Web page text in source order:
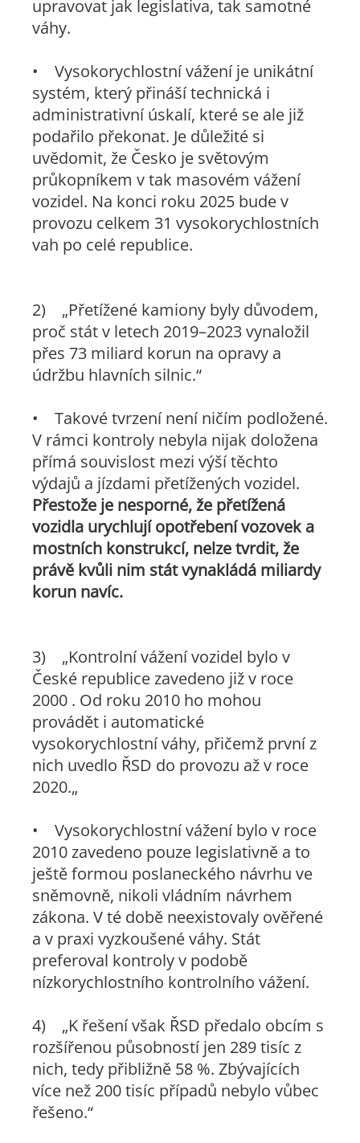
upravovat jak legislativa, tak samotné
váhy.
• Vysokorychlostní vážení je unikátní
systém, který přináší technická i
administrativní úskalí, které se ale již
podařilo překonat. Je důležité si
uvědomit, že Česko je světovým
průkopníkem v tak masovém vážení
vozidel. Na konci roku 2025 bude v
provozu celkem 31 vysokorychlostních
vah po celé republice.
2) „Přetížené kamiony byly důvodem,
proč stát v letech 2019–2023 vynaložil
přes 73 miliard korun na opravy a
údržbu hlavních silnic.“
• Takové tvrzení není ničím podložené.
V rámci kontroly nebyla nijak doložena
přímá souvislost mezi výší těchto
výdajů a jízdami přetížených vozidel.
Přestože je nesporné, že přetížená
vozidla urychlují opotřebení vozovek a
mostních konstrukcí, nelze tvrdit, že
právě kvůli nim stát vynakládá miliardy
korun navíc.
3)
„Kontrolní vážení vozidel bylo v
České republice zavedeno již v roce
2000 . Od roku 2010 ho mohou
provádět i automatické
vysokorychlostní váhy, přičemž první z
nich uvedlo ŘSD do provozu až v roce
2020.„
• Vysokorychlostní vážení bylo v roce
2010 zavedeno pouze legislativně a to
ještě formou poslaneckého návrhu ve
sněmovně, nikoli vládním návrhem
zákona. V té době neexistovaly ověřené
a v praxi vyzkoušené váhy. Stát
preferoval kontroly v podobě
nízkorychlostního kontrolního vážení.
4) „K řešení však ŘSD předalo obcím s
rozšířenou působností jen 289 tisíc z
nich, tedy přibližně 58 %. Zbývajících
více než 200 tisíc případů nebylo vůbec
řešeno.“